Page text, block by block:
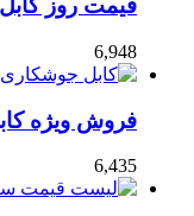
قیمت روز
6,948
فروش ویژه
6,435